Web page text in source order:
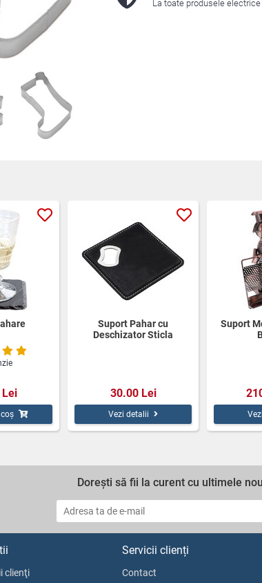
La toate produsele electrice
Suport Pahar cu
Deschizator Sticla
30.00 Lei
Vezi detalii
Suport
Dorești să fii la curent cu ultimele
clienţi
Servicii clienți
Contact